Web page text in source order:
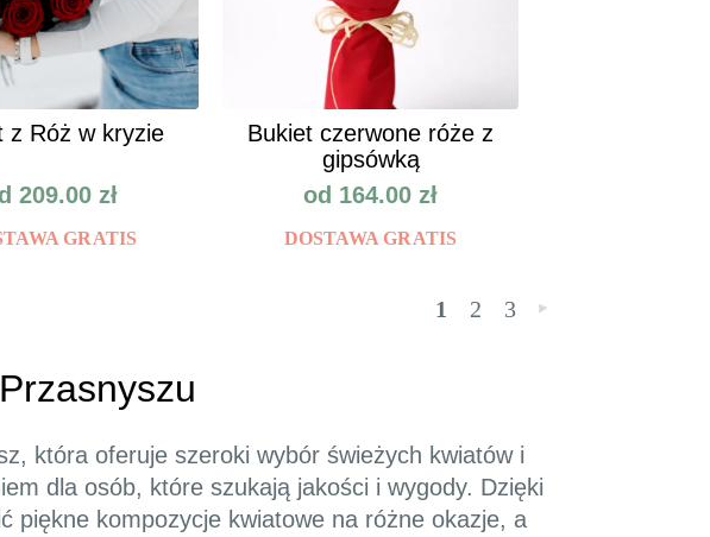
z Róż w kryzie
209.00 zł
GRATIS
Bukiet czerwone róże z
gipsówką
od 164.00 zł
DOSTAWA GRATIS
1 2 3 »
która oferuje szeroki wybór świeżych kwiatów i
dla osób, które szukają jakości i wygody. Dzięki
piękne kompozycje kwiatowe na różne okazje, a